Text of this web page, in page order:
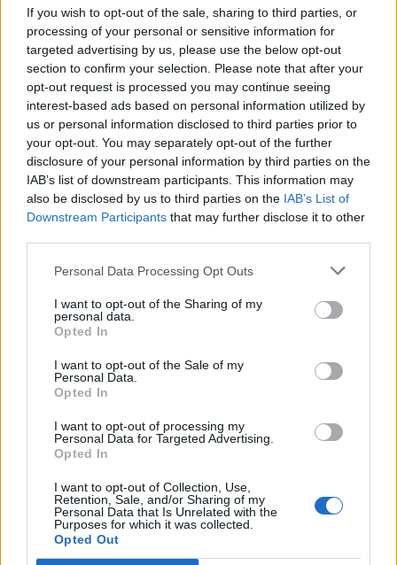
If you wish to opt-out of the sale, sharing to third parties, or
processing of your personal or sensitive information for
targeted advertising by us, please use the below opt-out
section to confirm your selection. Please note that after your
opt-out request is processed you may continue seeing
interest-based ads based on personal information utilized by
us or personal information disclosed to third parties prior to
your opt-out. You may separately opt-out of the further
disclosure of your personal information by third parties on the
IAB’s list of downstream participants. This information may
also be disclosed by us to third parties on the IAB’s List of
Downstream Participants that may further disclose it to other
Personal Data Processing Opt Outs
I want to opt-out of the Sharing of my
personal data.
Opted In
I want to opt-out of the Sale of my
Personal Data.
Opted In
I want to opt-out of processing my
Personal Data for Targeted Advertising.
Opted In
I want to opt-out of Collection, Use,
Retention, Sale, and/or Sharing of my
Personal Data that Is Unrelated with the
Purposes for which it was collected.
Opted Out
risultando tra i migliori, per Conte è una pedina di equilibrio.
Nel Napoli di Spalletti subentrava a gara in corso, mentre con
Conte il ruolo di "spacca-partite" al momento è riservato a
Neres, che ha avuto un impatto straordinario. La sorpresa?
McTominay sembra un veterano, si è integrato alla perfezione
nel centrocampo con Anguissa e Lobotka, rappresentano una
garanzia. Lo stesso Gilmour si è inserito bene. Ngonge?
Credo che resterà. Raspadori e Simeone? Piacciono a diversi
club, ma per ora non ci sono accelerate. Su Simeone, che
comunque ha un ingaggio importante, c'è il Toro che non va
oltre i 10 milioni di offerta, mentre il Napoli ne chiede 15.
Conte intanto li sta motivando tutti molto bene, lo stesso
Ngonge in Coppa Italia ha segnato due gol. Politano è
maturato molto rispetto all'esperienza all'Inter".